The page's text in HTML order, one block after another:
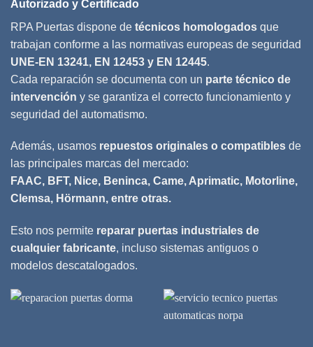
Autorizado y Certificado
RPA Puertas dispone de técnicos homologados que
trabajan conforme a las normativas europeas de seguridad
UNE-EN 13241, EN 12453 y EN 12445.
Cada reparación se documenta con un parte técnico de
intervención y se garantiza el correcto funcionamiento y
seguridad del automatismo.
Además, usamos repuestos originales o compatibles de
las principales marcas del mercado:
FAAC, BFT, Nice, Beninca, Came, Aprimatic, Motorline,
Clemsa, Hörmann, entre otras.
Esto nos permite reparar puertas industriales de
cualquier fabricante, incluso sistemas antiguos o
modelos descatalogados.